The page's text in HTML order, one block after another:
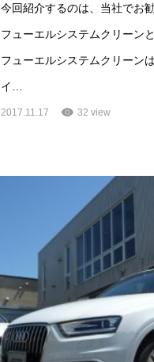
今回紹介するのは、当社でお
フューエルシステムクリーン
フューエルシステムクリーン
イ…
2017.11.17 32 view